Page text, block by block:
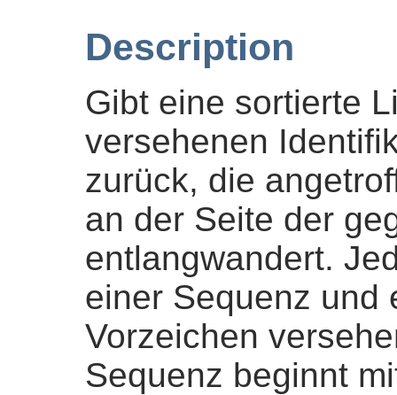
Description
Gibt eine sortierte
versehenen
zurück, die
an der Seite der
entlangwandert.
einer Sequenz und
Vorzeichen
Sequenz beginnt